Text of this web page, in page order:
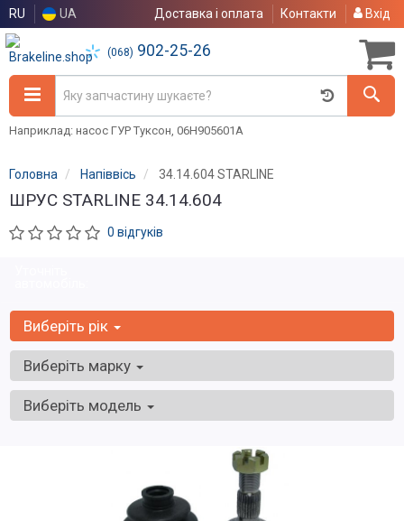
RU UA Доставка і оплата Контакти Вхід
(068) 902-25-26
Наприклад: насос ГУР Туксон, 06H905601A
Головна Напіввісь 34.14.604 STARLINE
ШРУС STARLINE 34.14.604
0 відгуків
Виберіть рік
Виберіть марку
Виберіть модель